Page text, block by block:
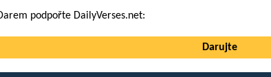
podpořte DailyVerses.net:
Darujte